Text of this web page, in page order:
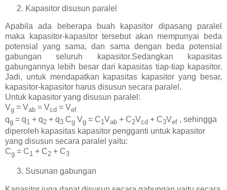
Kapasitor disusun paralel
Apabila ada beberapa buah kapasitor dipasang paralel
maka kapasitor-kapasitor tersebut akan mempunyai beda
potensial yang sama, dan sama dengan beda potensial
gabungan seluruh kapasitor.Sedangkan kapasitas
gabungannya lebih besar dari kapasitas tiap-tiap kapasitor.
Jadi, untuk mendapatkan kapasitas kapasitor yang besar,
kapasitor-kapasitor harus disusun secara paralel.
Untuk kapasitor yang disusun paralel:
Vg = Vab = Vcd = Vef
qg = q1 + q2 + q3 Cg Vg = C1 Vab + C2Vcd + C3Vef , sehingga
diperoleh kapasitas kapasitor pengganti untuk kapasitor
yang disusun secara paralel yaitu:
Cg = C1 + C2 + C3
Susunan gabungan